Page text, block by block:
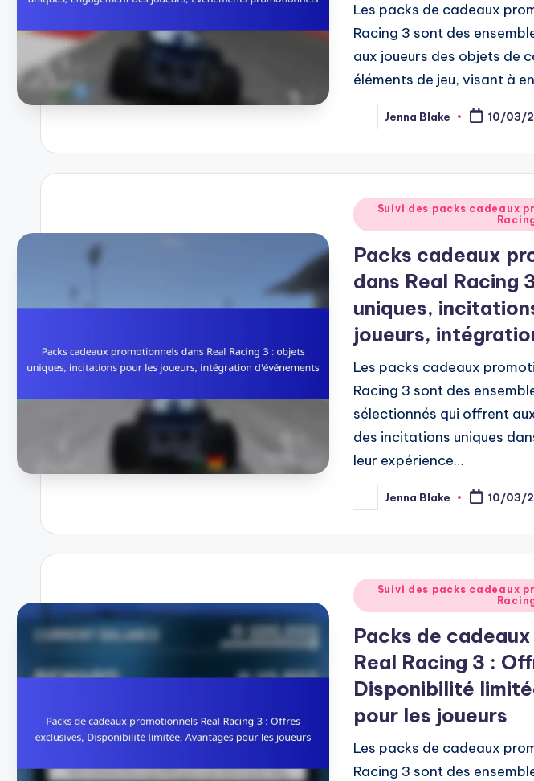
Les packs de cadeaux
Racing 3 sont des
aux joueurs des objets de
éléments de jeu, visant à
Posted
by
Jenna Blake 10/03/
Posted
in
Suivi des packs cadeaux
Packs cadeaux
dans Real Racing
uniques,
joueurs,
Les packs cadeaux
Racing 3 sont des
sélectionnés qui offrent
des incitations uniques
leur expérience…
Posted
by
Jenna Blake 10/03/
Posted
in
Suivi des packs cadeaux
Packs de
Real Racing 3 :
Disponibilité
pour les joueurs
Les packs de cadeaux
Racing 3 sont des